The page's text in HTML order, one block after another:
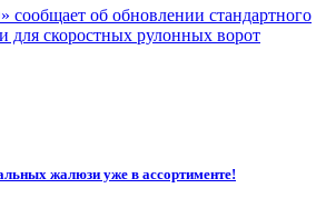
об обновлении стандартного
для скоростных рулонных ворот
жалюзи уже в ассортименте!